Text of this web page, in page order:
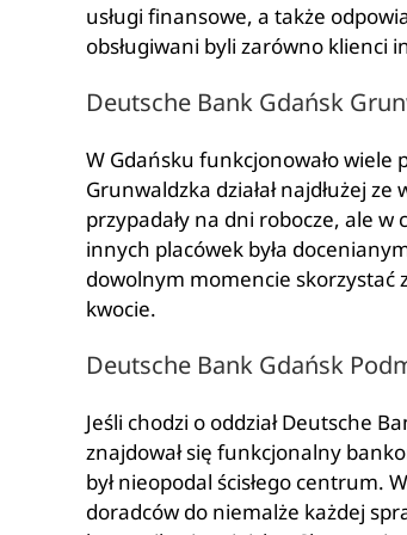
usługi finansowe, a także
obsługiwani byli zarówno klienci
Deutsche Bank Gdańsk
W Gdańsku funkcjonowało wiele
Grunwaldzka działał najdłużej
przypadały na dni robocze, ale
innych placówek była
dowolnym momencie skorzystać
kwocie.
Deutsche Bank Gdańsk
Jeśli chodzi o oddział Deutsche
znajdował się funkcjonalny
był nieopodal ścisłego centrum.
doradców do niemalże każdej